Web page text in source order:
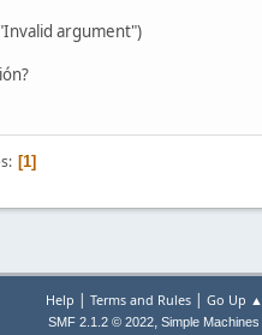
argument")
1
Help Terms and Rules| Go Up ▲
SMF 2.1.2 © 2022, Simple Machines